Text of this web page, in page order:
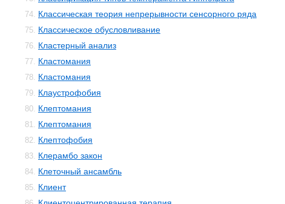
74. Классическая теория непрерывности сенсорного ряда
75. Классическое обусловливание
76. Кластерный анализ
77. Кластомания
78. Кластомания
79. Клаустрофобия
80. Клептомания
81. Клептомания
82. Клептофобия
83. Клерамбо закон
84. Клеточный ансамбль
85. Клиент